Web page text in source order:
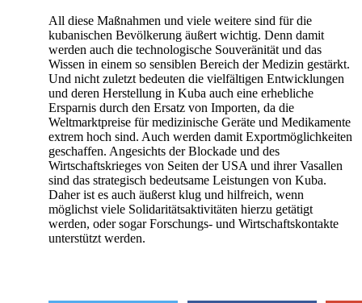
All diese Maßnahmen und viele weitere sind für die
kubanischen Bevölkerung äußert wichtig. Denn damit
werden auch die technologische Souveränität und das
Wissen in einem so sensiblen Bereich der Medizin gestärkt.
Und nicht zuletzt bedeuten die vielfältigen Entwicklungen
und deren Herstellung in Kuba auch eine erhebliche
Ersparnis durch den Ersatz von Importen, da die
Weltmarktpreise für medizinische Geräte und Medikamente
extrem hoch sind. Auch werden damit Exportmöglichkeiten
geschaffen. Angesichts der Blockade und des
Wirtschaftskrieges von Seiten der USA und ihrer Vasallen
sind das strategisch bedeutsame Leistungen von Kuba.
Daher ist es auch äußerst klug und hilfreich, wenn
möglichst viele Solidaritätsaktivitäten hierzu getätigt
werden, oder sogar Forschungs- und Wirtschaftskontakte
unterstützt werden.